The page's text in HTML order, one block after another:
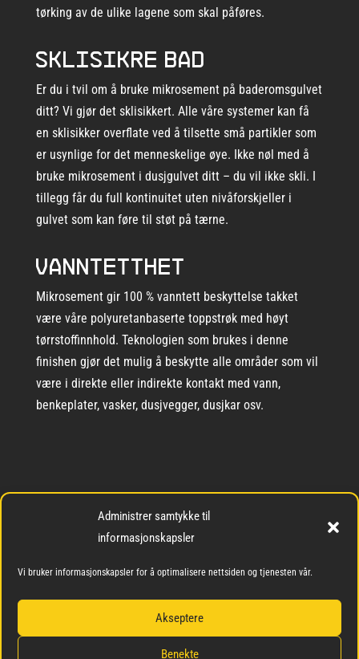
Administrer samtykke til
informasjonskapsler
Vi bruker informasjonskapsler for å optimalisere nettsiden og tjenesten vår.
Akseptere
Benekte
tørking av de ulike lagene som skal påføres.
Sklisikre bad
Er du i tvil om å bruke mikrosement på baderomsgulvet
ditt? Vi gjør det sklisikkert. Alle våre systemer kan få
en sklisikker overflate ved å tilsette små partikler som
er usynlige for det menneskelige øye. Ikke nøl med å
bruke mikrosement i dusjgulvet ditt – du vil ikke skli. I
tillegg får du full kontinuitet uten nivåforskjeller i
gulvet som kan føre til støt på tærne.
Vanntetthet
Mikrosement gir 100 % vanntett beskyttelse takket
være våre polyuretanbaserte toppstrøk med høyt
tørrstoffinnhold. Teknologien som brukes i denne
finishen gjør det mulig å beskytte alle områder som vil
være i direkte eller indirekte kontakt med vann,
benkeplater, vasker, dusjvegger, dusjkar osv.
Hvor du kan bruke
mikrosement på bad